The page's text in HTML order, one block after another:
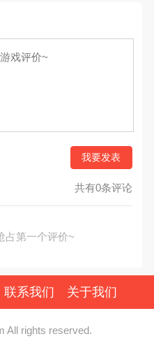
我要发表
共有0条评论
占第一个评价~
联系我们 关于我们
All rights reserved.